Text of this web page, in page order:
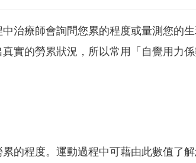
治療師會詢問您累的程度或量測您的
實的勞累狀況，所以常用「自覺用力
的程度。運動過程中可藉由此數值了